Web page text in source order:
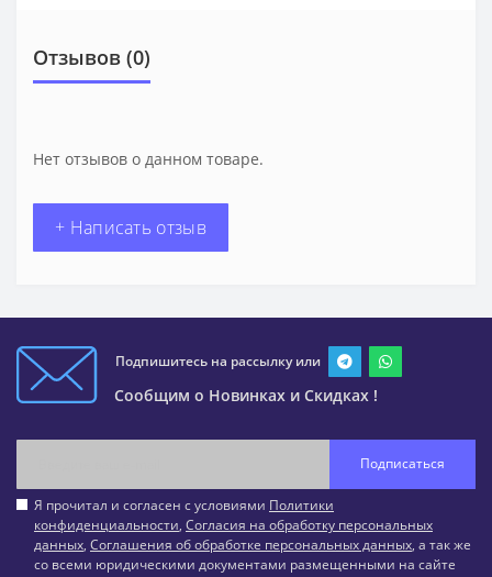
Отзывов (0)
Нет отзывов о данном товаре.
+ Написать отзыв
Подпишитесь на рассылку или
Сообщим о Новинках и Скидках !
Подписаться
Я прочитал и согласен с условиями Политики
конфиденциальности, Согласия на обработку персональных
данных, Соглашения об обработке персональных данных, а так же
со всеми юридическими документами размещенными на сайте